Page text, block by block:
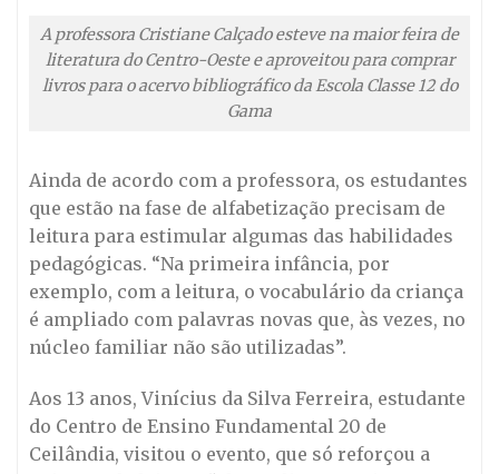
A professora Cristiane Calçado esteve na maior feira de
literatura do Centro-Oeste e aproveitou para comprar
livros para o acervo bibliográfico da Escola Classe 12 do
Gama
Ainda de acordo com a professora, os estudantes
que estão na fase de alfabetização precisam de
leitura para estimular algumas das habilidades
pedagógicas. “Na primeira infância, por
exemplo, com a leitura, o vocabulário da criança
é ampliado com palavras novas que, às vezes, no
núcleo familiar não são utilizadas”.
Aos 13 anos, Vinícius da Silva Ferreira, estudante
do Centro de Ensino Fundamental 20 de
Ceilândia, visitou o evento, que só reforçou a